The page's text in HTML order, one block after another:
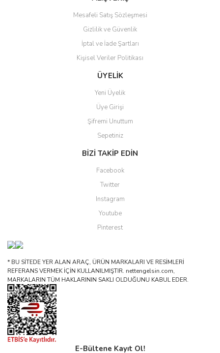
Gönder
Mesafeli Satış Sözleşmesi
Gizlilik ve Güvenlik
İptal ve İade Şartları
Kişisel Veriler Politikası
ÜYELİK
Yeni Üyelik
Üye Girişi
Şifremi Unuttum
Sepetiniz
BİZİ TAKİP EDİN
Facebook
Twitter
Instagram
Youtube
Pinterest
* BU SİTEDE YER ALAN ARAÇ, ÜRÜN MARKALARI VE RESİMLERİ
REFERANS VERMEK İÇİN KULLANILMIŞTIR. nettengelsin.com,
MARKALARIN TÜM HAKLARININ SAKLI OLDUĞUNU KABUL EDER.
E-Bültene Kayıt Ol!